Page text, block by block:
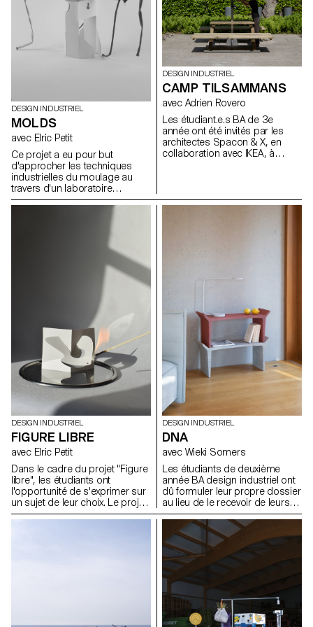
naturels qui ont servi à produire
ces objets.
DESIGN INDUSTRIEL
MOLDS
avec Elric Petit
Ce projet a eu pour but
d'approcher les techniques
industrielles du moulage au
travers d'un laboratoire
expérimental et ludique. Les
étudiant.e.s ont produit des
Toutefois, ils doivent être
techniquement intéressants,
c'est à dire que leurs moules
sont simples à produire et que
comportent des particularités
singulières inhérentes au
processus du moulage. Les
moules (matériaux libres) à
même titre que les objets
moulés en plâtre ont été
montré aux évaluations sous la
forme d'une exposition
collective.
DESIGN INDUSTRIEL
CAMP TILSAMMANS
avec Adrien Rovero
Les étudiant.e.s BA de 3e
année ont été invités par les
architectes Spacon & X, en
collaboration avec IKEA, à
camp Tillsammans ("Tous
ensemble"). L'objectif était de
microarchitecture qui réponde
favorise les interactions
DESIGN INDUSTRIEL
FIGURE LIBRE
avec Elric Petit
Dans le cadre du projet "Figure
libre", les étudiants ont
l'opportunité de s'exprimer sur
un sujet de leur choix. Le projet
encourage l'intégration de
DESIGN INDUSTRIEL
DNA
avec Wieki Somers
Les étudiants de deuxième
année BA design industriel ont
dû formuler leur propre dossier
au lieu de le recevoir de leurs
professeurs. Pour l'introduction
de ce projet, ils ont commencé
par se représenter eux-mêmes
en tant que designers: Quel est
leur ADN en tant que designer ?
Ils ont présenté un dossier clair
lié à leurs propres fascinations
et à des sujets pertinents dans
le domaine du design et à
l'époque à laquelle nous vivons.